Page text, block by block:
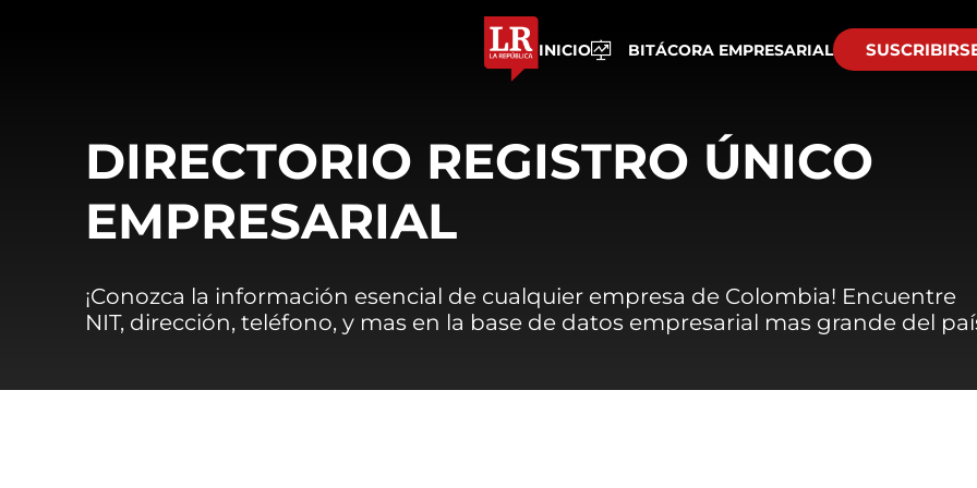
INICIO BITÁCORA EMPRESARIAL
DIRECTORIO REGISTRO ÚNICO
EMPRESARIAL
¡Conozca la información esencial de cualquier empresa de Colombia! Encuentre
NIT, dirección, teléfono, y mas en la base de datos empresarial mas grande del